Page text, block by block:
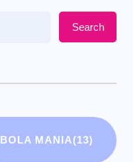
Search
BOLA MANIA(13)